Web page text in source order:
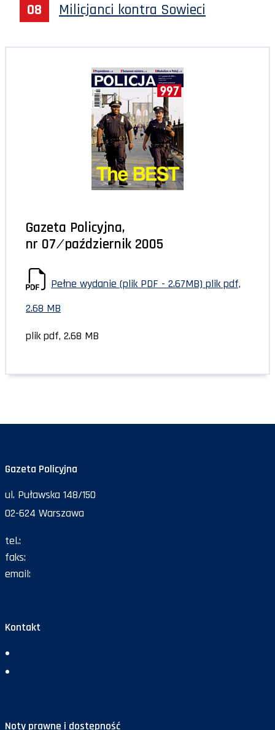
Milicjanci kontra Sowieci
Gazeta Policyjna,
nr 07 ⁄ październik 2005
Pełne wydanie (plik PDF - 2.67MB) plik pdf,
2.68 MB
plik pdf, 2.68 MB
Gazeta Policyjna
ul. Puławska 148/150
02-624 Warszawa
tel.:
faks:
email:
Kontakt
Noty prawne i dostępność